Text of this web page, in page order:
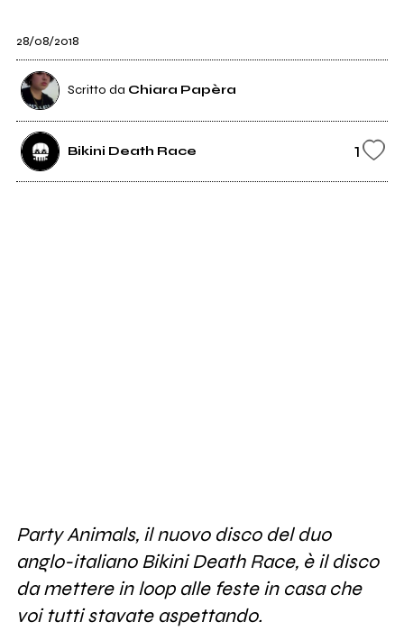
28/08/2018
Scritto da Chiara Papèra
Bikini Death Race 1
Party Animals, il nuovo disco del duo
anglo-italiano Bikini Death Race, è il disco
da mettere in loop alle feste in casa che
voi tutti stavate aspettando.